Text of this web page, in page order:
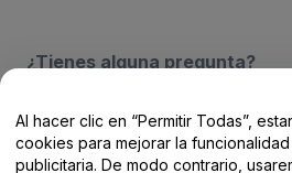
¿Tienes alguna pregunta?
Centro de Ayuda /
Al hacer clic en “Permitir Todas”,
cookies para mejorar la
publicitaria. De modo contrario,